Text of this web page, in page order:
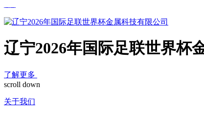
辽宁2026年国际足联世界杯
了解更多
scroll down
关于我们